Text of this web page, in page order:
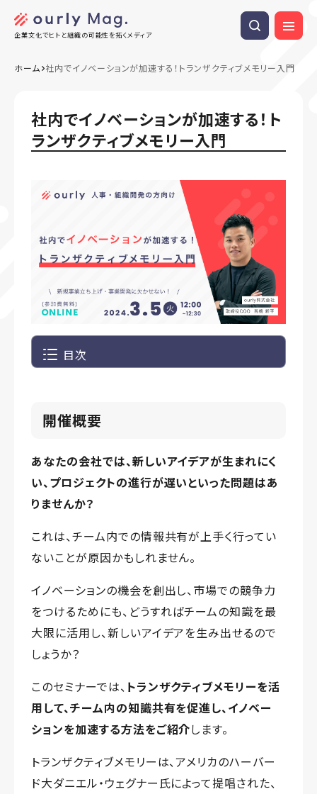
企業文化でヒトと組織の可能性を拓くメディア
ホーム 社内でイノベーションが加速する！トランザクティブメモリー入門
社内でイノベーションが加速する！ト
ランザクティブメモリー入門
目次
開催概要
あなたの会社では、新しいアイデアが生まれにく
い、プロジェクトの進行が遅いといった問題はあ
りませんか？
これは、チーム内での情報共有が上手く行ってい
ないことが原因かもしれません。
イノベーションの機会を創出し、市場での競争力
をつけるためにも、どうすればチームの知識を最
大限に活用し、新しいアイデアを生み出せるので
しょうか？
このセミナーでは、 トランザクティブメモリーを活
用して、チーム内の知識共有を促進し、イノベー
ションを加速する方法をご紹介します。
トランザクティブメモリーは、アメリカのハーバー
ド大ダニエル・ウェグナー氏によって提唱された、